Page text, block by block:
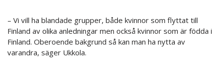
– Vi vill ha blandade grupper, både kvinnor som flyttat till
Finland av olika anledningar men också kvinnor som är födda i
Finland. Oberoende bakgrund så kan man ha nytta av
varandra, säger Ukkola.